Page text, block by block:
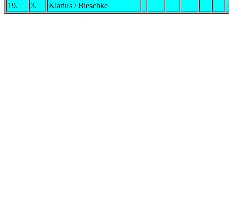
19.
3. Klarius / Bieschke